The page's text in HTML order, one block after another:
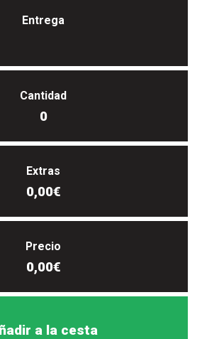
Entrega
Cantidad
0
Extras
0,00€
Precio
0,00€
a la cesta